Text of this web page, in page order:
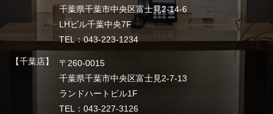
千葉県千葉市中央区富士見2-14-6
LHビル千葉中央7F
TEL：043-223-1234
【千葉店】
〒260-0015
千葉県千葉市中央区富士見2-7-13
ランドハートビル1F
TEL：043-227-3126